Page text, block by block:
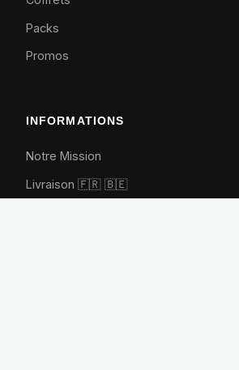
Packs
Promos
INFORMATIONS
Notre Mission
Livraison 🇫🇷 🇧🇪